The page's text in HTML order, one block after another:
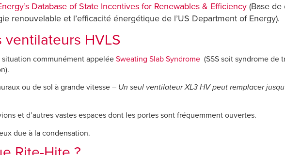
Database of State Incentives for Renewables & Efficiency (Base
renouvelable et l’efficacité énergétique de l’US Department of Energy).
HVLS
situation communément appeléeSweating Slab Syndrome (SSS soit syndrome de
ou de sol à grande vitesse – Un seul ventilateurXL3 HVpeut remplacer
et d’autres vastes espaces dont les portes sont fréquemment ouvertes.
due à la condensation.